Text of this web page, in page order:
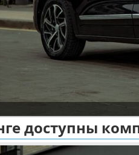
информации
доступны